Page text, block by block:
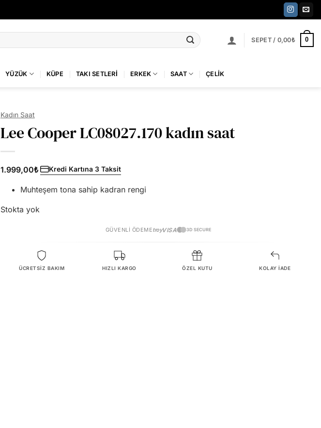
SEPET / 0,00₺ 0
YÜZÜK KÜPE TAKI SETLERI ERKEK SAAT ÇELIK
Kadın Saat
Lee Cooper LC08027.170 kadın saat
1.999,00₺ Kredi Kartına 3 Taksit
Muhteşem tona sahip kadran rengi
Stokta yok
GÜVENLI ÖDEMEtroyVISA 3D SECURE
ÜCRETSİZ BAKIM HIZLI KARGO ÖZEL KUTU KOLAY İADE